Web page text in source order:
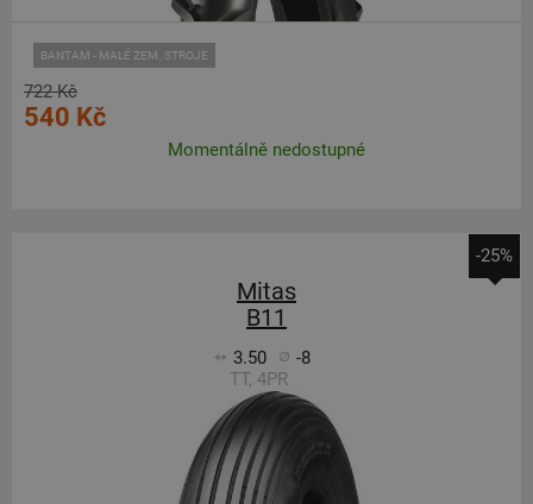
BANTAM - MALÉ ZEM. STROJE
722 Kč
540 Kč
Momentálně nedostupné
-25%
Mitas
B11
3.50
-8
TT, 4PR